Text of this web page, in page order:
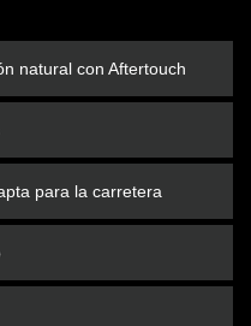
natural con Aftertouch
para la carretera